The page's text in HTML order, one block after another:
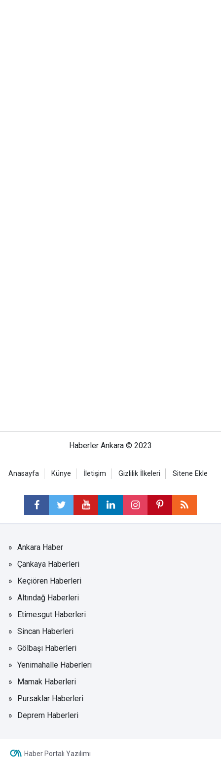
Haberler Ankara © 2023
Anasayfa Künye İletişim Gizlilik İlkeleri Sitene Ekle
Ankara Haber
Çankaya Haberleri
Keçiören Haberleri
Altındağ Haberleri
Etimesgut Haberleri
Sincan Haberleri
Gölbaşı Haberleri
Yenimahalle Haberleri
Mamak Haberleri
Pursaklar Haberleri
Deprem Haberleri
Haber Portalı Yazılımı